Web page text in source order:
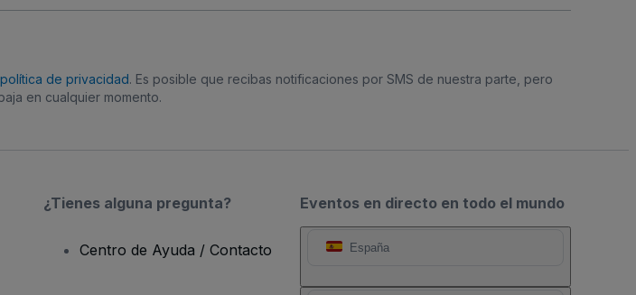
política de privacidad. Es posible que recibas notificaciones por SMS de nuestra parte, pero
en cualquier momento.
Eventos en directo en todo el mundo
España
¿Tienes alguna pregunta?
Centro de Ayuda / Contacto